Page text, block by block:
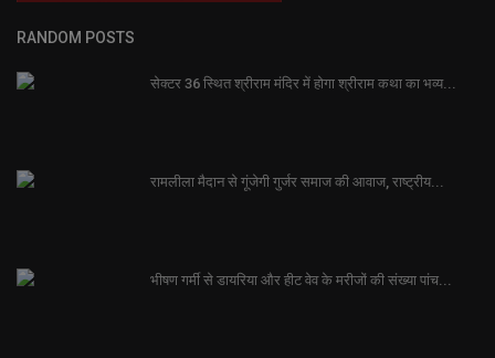
RANDOM POSTS
सेक्टर 36 स्थित श्रीराम मंदिर में होगा श्रीराम कथा का भव्य...
रामलीला मैदान से गूंजेगी गुर्जर समाज की आवाज, राष्ट्रीय...
भीषण गर्मी से डायरिया और हीट वेव के मरीजों की संख्या पांच...